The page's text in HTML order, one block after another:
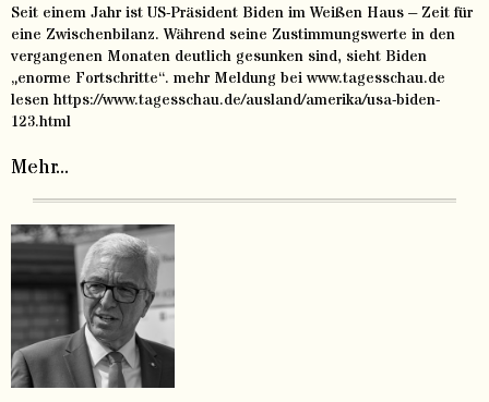
Seit einem Jahr ist US-Präsident Biden im Weißen Haus – Zeit für
eine Zwischenbilanz. Während seine Zustimmungswerte in den
vergangenen Monaten deutlich gesunken sind, sieht Biden
„enorme Fortschritte“. mehr Meldung bei www.tagesschau.de
lesen https://www.tagesschau.de/ausland/amerika/usa-biden-
123.html
Mehr...